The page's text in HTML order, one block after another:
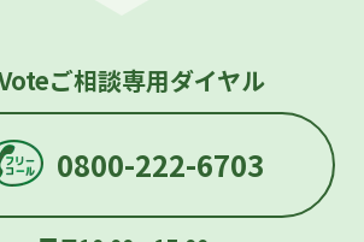
ご相談専用ダイヤル
0800-222-6703